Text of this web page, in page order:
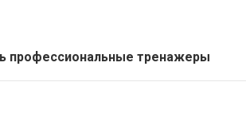
профессиональные тренажеры